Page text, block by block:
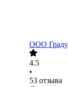
ООО
4.5
•
53 отзыва